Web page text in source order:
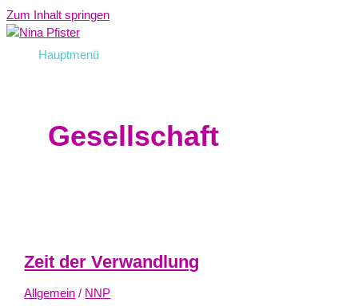
Zum Inhalt springen
Hauptmenü
Gesellschaft
Zeit der Verwandlung
Allgemein / NNP